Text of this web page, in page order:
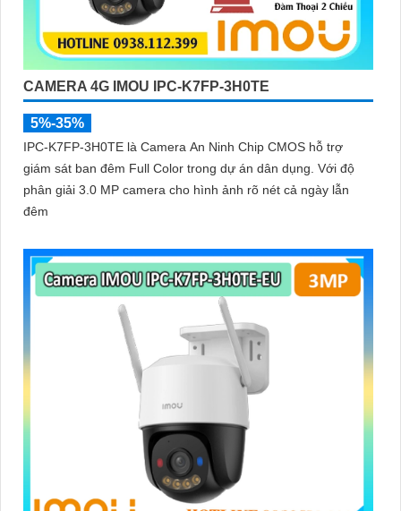
CAMERA 4G IMOU IPC-K7FP-3H0TE
5%-35%
IPC-K7FP-3H0TE là Camera An Ninh Chip CMOS hỗ trợ
giám sát ban đêm Full Color trong dự án dân dụng. Với độ
phân giải 3.0 MP camera cho hình ảnh rõ nét cả ngày lẫn
đêm